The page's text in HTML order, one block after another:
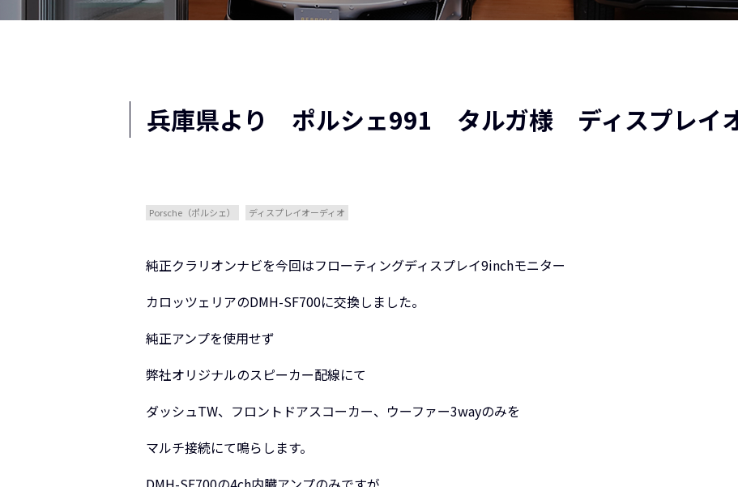
兵庫県より ポルシェ991 タルガ様 ディスプレイ
Porsche（ポルシェ） ディスプレイオーディオ
純正クラリオンナビを今回はフローティングディスプレイ9inchモニター
カロッツェリアのDMH-SF700に交換しました。
純正アンプを使用せず
弊社オリジナルのスピーカー配線にて
ダッシュTW、フロントドアスコーカー、ウーファー3wayのみを
マルチ接続にて鳴らします。